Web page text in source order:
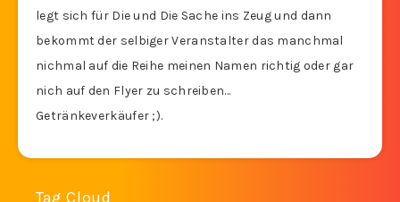
legt sich für Die und Die Sache ins Zeug und dann
bekommt der selbiger Veranstalter das manchmal
nichmal auf die Reihe meinen Namen richtig oder gar
nich auf den Flyer zu schreiben…
Getränkeverkäufer ;).
Tag Cloud